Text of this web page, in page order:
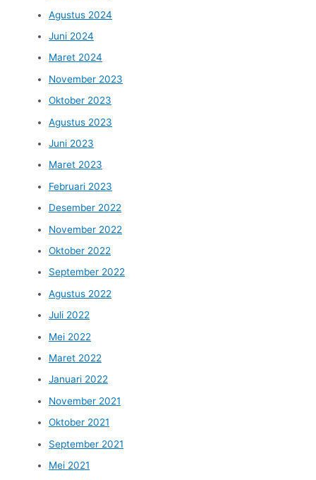
Agustus 2024
Juni 2024
Maret 2024
November 2023
Oktober 2023
Agustus 2023
Juni 2023
Maret 2023
Februari 2023
Desember 2022
November 2022
Oktober 2022
September 2022
Agustus 2022
Juli 2022
Mei 2022
Maret 2022
Januari 2022
November 2021
Oktober 2021
September 2021
Mei 2021